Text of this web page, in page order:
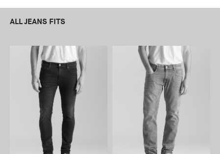
ALL JEANS FITS